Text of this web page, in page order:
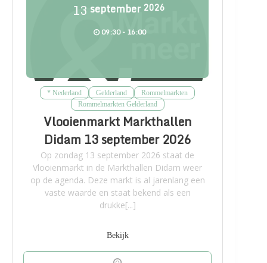
13 september 2026
09:30 - 16:00
* Nederland Gelderland
Rommelmarkten
Rommelmarkten Gelderland
Vlooienmarkt Markthallen
Didam 13 september 2026
Op zondag 13 september 2026 staat de
Vlooienmarkt in de Markthallen Didam weer
op de agenda. Deze markt is al jarenlang een
vaste waarde en staat bekend als een
drukke[...]
Bekijk